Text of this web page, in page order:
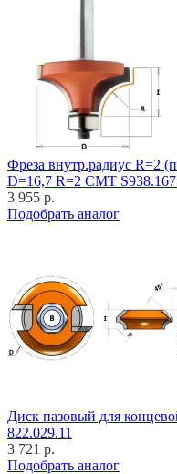
Фреза внутр.радиус R=2
D=16,7 R=2 CMT
3 955 р.
Подобрать аналог
Диск пазовый для
822.029.11
3 721 р.
Подобрать аналог